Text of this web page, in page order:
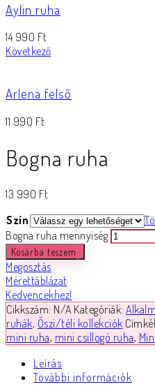
Aylin ruha
14 990 Ft
Következő
Arlena felső
11 990 Ft
Bogna ruha
13 990 Ft
Szín
Bogna ruha mennyiség
Kosárba teszem
Megosztás
Mérettáblázat
Kedvencekhez!
Cikkszám: N/A Kategóriák:
ruhák, Őszi/téli kollekciók
mini ruha, mini csillogó ruha,
Leírás
További információk